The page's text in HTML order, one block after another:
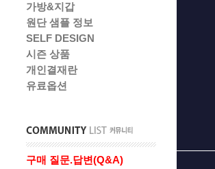
가방&지갑
원단 샘플 정보
SELF DESIGN
시즌 상품
개인결재란
유료옵션
구매 질문.답변(Q&A)